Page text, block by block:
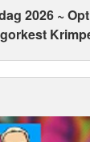
2026 ~